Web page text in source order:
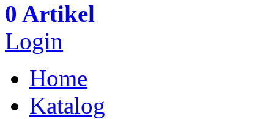
0 Artikel
Login
Home
Katalog